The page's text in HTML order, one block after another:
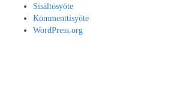
Sisältösyöte
Kommenttisyöte
WordPress.org